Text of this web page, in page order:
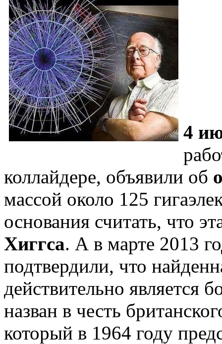
4
коллайдере, объявили об
массой около 125
основания считать, что
Хиггса. А в марте 2013
подтвердили, что
действительно является
назван в честь
который в 1964 году